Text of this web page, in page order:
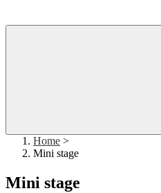
Home >
Mini stage
Mini stage